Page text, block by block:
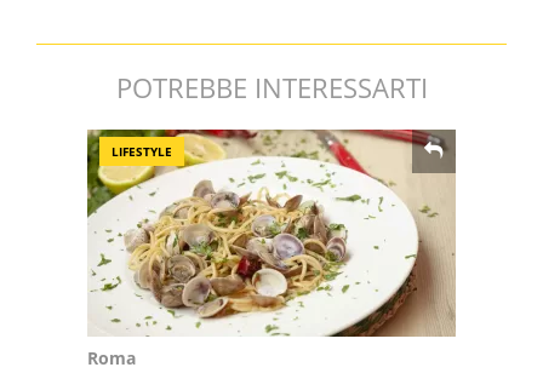
POTREBBE INTERESSARTI
LIFESTYLE
Roma